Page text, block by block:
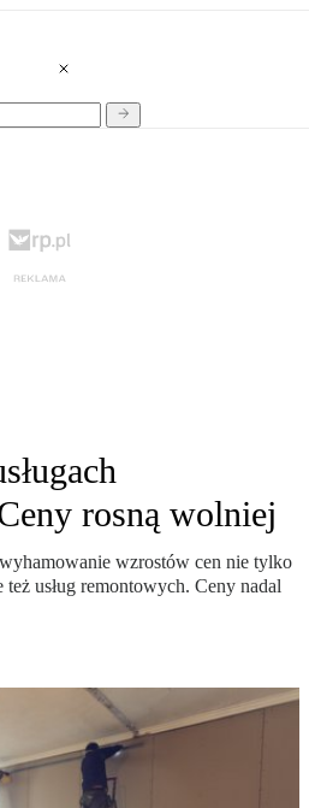
rosną wolniej
wzrostów cen nie tylko
usług remontowych. Ceny nadal